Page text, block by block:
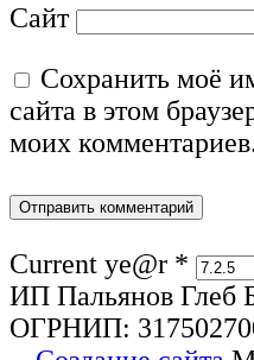
Сайт
Сохранить моё
сайта в этом
моих
Current ye@r *
ИП Пальянов Глеб
ОГРНИП: